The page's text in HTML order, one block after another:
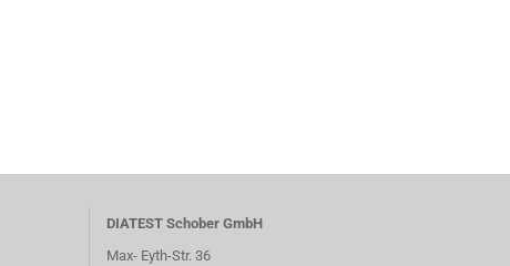
DIATEST Schober GmbH
Max- Eyth-Str. 36